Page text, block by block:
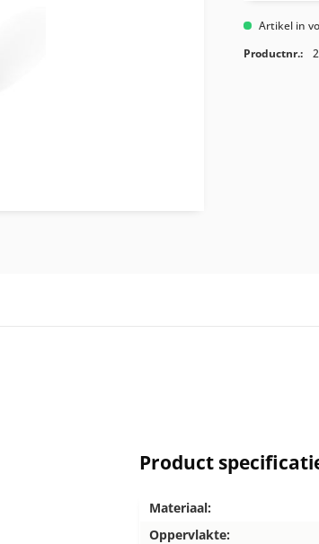
Artikel in
Productnr.:
Product
Materiaal:
Oppervlakte: